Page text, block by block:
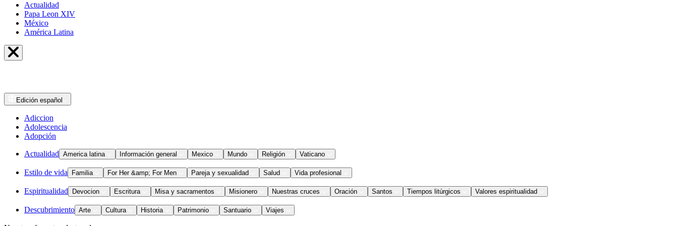
Actualidad
Papa Leon XIV
México
América Latina
Edición español
Adiccion
Adolescencia
Adopción
Actualidad America latina Información general Mexico Mundo Religión Vaticano
Estilo de vida Familia For Her &amp; For Men Pareja y sexualidad Salud Vida profesional
Espiritualidad Devocion Escritura Misa y sacramentos Misionero Nuestras cruces Oración Santos Tiempos litúrgicos Valores espiritualidad
Descubrimiento Arte Cultura Historia Patrimonio Santuario Viajes